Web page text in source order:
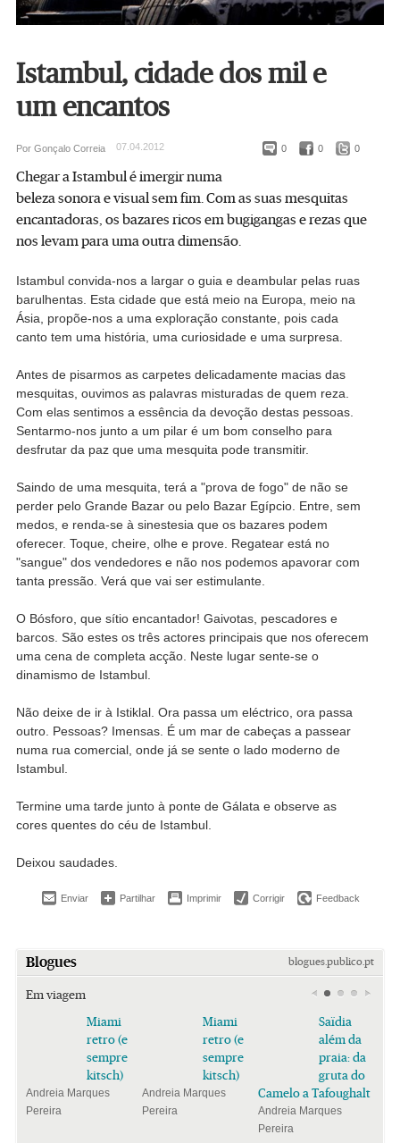
Istambul, cidade dos mil e
um encantos
0 0 0
Por Gonçalo Correia 07.04.2012
Chegar a Istambul é imergir numa
beleza sonora e visual sem fim. Com as suas mesquitas
encantadoras, os bazares ricos em bugigangas e rezas que
nos levam para uma outra dimensão.
Istambul convida-nos a largar o guia e deambular pelas ruas
barulhentas. Esta cidade que está meio na Europa, meio na
Ásia, propõe-nos a uma exploração constante, pois cada
canto tem uma história, uma curiosidade e uma surpresa.
Antes de pisarmos as carpetes delicadamente macias das
mesquitas, ouvimos as palavras misturadas de quem reza.
Com elas sentimos a essência da devoção destas pessoas.
Sentarmo-nos junto a um pilar é um bom conselho para
desfrutar da paz que uma mesquita pode transmitir.
Saindo de uma mesquita, terá a "prova de fogo" de não se
perder pelo Grande Bazar ou pelo Bazar Egípcio. Entre, sem
medos, e renda-se à sinestesia que os bazares podem
oferecer. Toque, cheire, olhe e prove. Regatear está no
"sangue" dos vendedores e não nos podemos apavorar com
tanta pressão. Verá que vai ser estimulante.
O Bósforo, que sítio encantador! Gaivotas, pescadores e
barcos. São estes os três actores principais que nos oferecem
uma cena de completa acção. Neste lugar sente-se o
dinamismo de Istambul.
Não deixe de ir à Istiklal. Ora passa um eléctrico, ora passa
outro. Pessoas? Imensas. É um mar de cabeças a passear
numa rua comercial, onde já se sente o lado moderno de
Istambul.
Termine uma tarde junto à ponte de Gálata e observe as
cores quentes do céu de Istambul.
Deixou saudades.
Enviar Partilhar Imprimir Corrigir Feedback
Blogues blogues.publico.pt
Em viagem
Miami
retro (e
sempre
kitsch)
Andreia Marques
Pereira
Miami
retro (e
sempre
kitsch)
Andreia Marques
Pereira
Saïdia
além da
praia: da
gruta do
Camelo a Tafoughalt
Andreia Marques
Pereira